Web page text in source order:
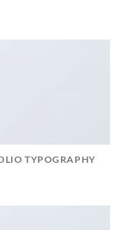
TYPOGRAPHY